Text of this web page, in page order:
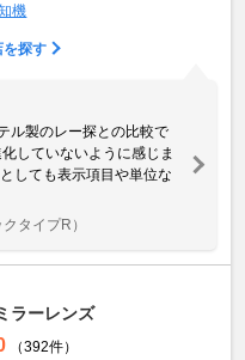
機
を探す
ル製のレー探との比較で
していないように感じま
しても表示項目や単位な
タイプR）
ラーレンズ
（392件）